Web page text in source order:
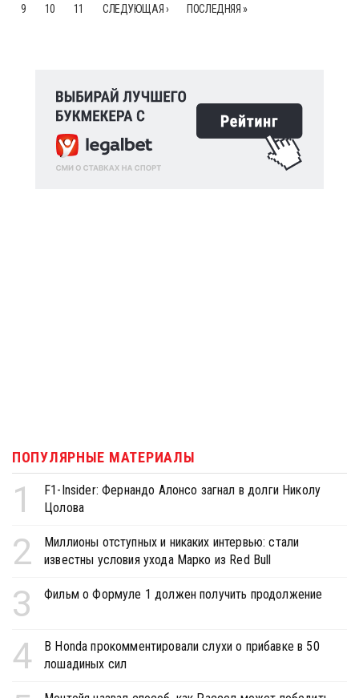
9 10 11 СЛЕДУЮЩАЯ › ПОСЛЕДНЯЯ »
ПОПУЛЯРНЫЕ МАТЕРИАЛЫ
1
F1-Insider: Фернандо Алонсо загнал в долги Николу
Цолова
2
Миллионы отступных и никаких интервью: стали
известны условия ухода Марко из Red Bull
3 Фильм о Формуле 1 должен получить продолжение
4
В Honda прокомментировали слухи о прибавке в 50
лошадиных сил